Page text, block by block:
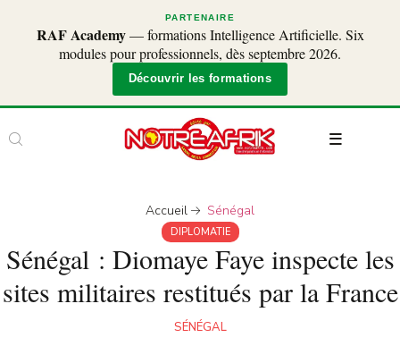
PARTENAIRE
RAF Academy— formations Intelligence Artificielle. Six
modules pour professionnels, dès septembre 2026.
Découvrir les formations
Accueil Sénégal
DIPLOMATIE
Sénégal : Diomaye Faye inspecte les
sites militaires restitués par la France
SÉNÉGAL